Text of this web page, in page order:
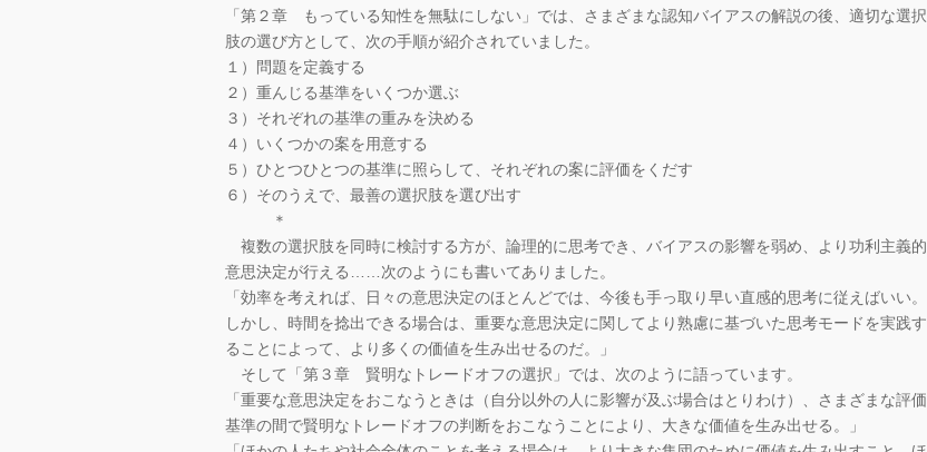
「第２章 もっている知性を無駄にしない」では、さまざまな認知バイアスの解説の後、適切な選択
肢の選び方として、次の手順が紹介されていました。
１）問題を定義する
２）重んじる基準をいくつか選ぶ
３）それぞれの基準の重みを決める
４）いくつかの案を用意する
５）ひとつひとつの基準に照らして、それぞれの案に評価をくだす
６）そのうえで、最善の選択肢を選び出す
＊
複数の選択肢を同時に検討する方が、論理的に思考でき、バイアスの影響を弱め、より功利主義的
意思決定が行える……次のようにも書いてありました。
「効率を考えれば、日々の意思決定のほとんどでは、今後も手っ取り早い直感的思考に従えばいい。
しかし、時間を捻出できる場合は、重要な意思決定に関してより熟慮に基づいた思考モードを実践す
ることによって、より多くの価値を生み出せるのだ。」
そして「第３章 賢明なトレードオフの選択」では、次のように語っています。
「重要な意思決定をおこなうときは（自分以外の人に影響が及ぶ場合はとりわけ）、さまざまな評価
基準の間で賢明なトレードオフの判断をおこなうことにより、大きな価値を生み出せる。」